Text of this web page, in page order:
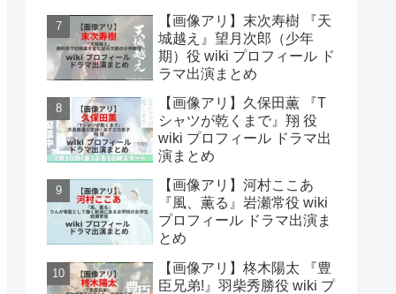
【画像アリ】末次寿樹 『天
城越え』望月次郎（少年
期）役 wiki プロフィール ド
ラマ出演まとめ
【画像アリ】久保田薫 『T
シャツが乾くまで』翔 役
wiki プロフィール ドラマ出
演まとめ
【画像アリ】河村ここあ
『風、薫る』岩瀬常役 wiki
プロフィール ドラマ出演ま
とめ
【画像アリ】柊木陽太 『豊
臣兄弟!』羽柴秀勝役 wiki プ